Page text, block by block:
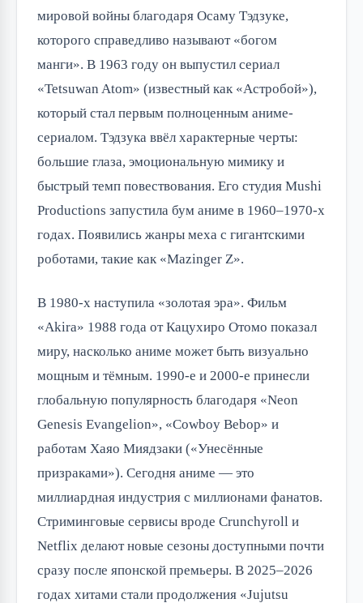
мировой войны благодаря Осаму Тэдзуке,
которого справедливо называют «богом
манги». В 1963 году он выпустил сериал
«Tetsuwan Atom» (известный как «Астробой»),
который стал первым полноценным аниме-
сериалом. Тэдзука ввёл характерные черты:
большие глаза, эмоциональную мимику и
быстрый темп повествования. Его студия Mushi
Productions запустила бум аниме в 1960–1970-х
годах. Появились жанры меха с гигантскими
роботами, такие как «Mazinger Z».
В 1980-х наступила «золотая эра». Фильм
«Akira» 1988 года от Кацухиро Отомо показал
миру, насколько аниме может быть визуально
мощным и тёмным. 1990-е и 2000-е принесли
глобальную популярность благодаря «Neon
Genesis Evangelion», «Cowboy Bebop» и
работам Хаяо Миядзаки («Унесённые
призраками»). Сегодня аниме — это
миллиардная индустрия с миллионами фанатов.
Стриминговые сервисы вроде Crunchyroll и
Netflix делают новые сезоны доступными почти
сразу после японской премьеры. В 2025–2026
годах хитами стали продолжения «Jujutsu